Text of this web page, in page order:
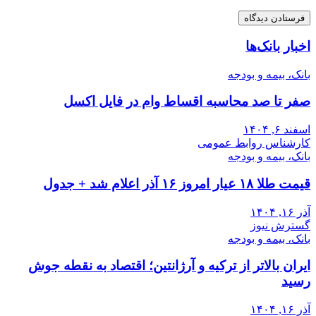
اخبار بانک‌ها
بانک، بیمه و بودجه
صفر تا صد محاسبه اقساط وام در فایل اکسل
اسفند ۶, ۱۴۰۴
کارشناس روابط عمومی
بانک، بیمه و بودجه
قیمت طلا ۱۸ عیار امروز ۱۶ آذر اعلام شد + جدول
آذر ۱۶, ۱۴۰۴
گسترش نیوز
بانک، بیمه و بودجه
ایران بالاتر از ترکیه و آرژانتین؛ اقتصاد به نقطه جوش
رسید
آذر ۱۶, ۱۴۰۴